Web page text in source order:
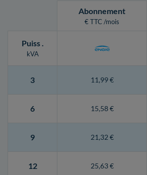
Abonnement
€ TTC /mois
Puiss.
kVA
3 11,99 €
6 15,58 €
9 21,32 €
12 25,63 €